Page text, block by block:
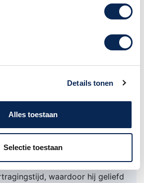
Details tonen
Alles toestaan
Selectie toestaan
een vertragingstijd van 600
Delay, Mix en Regen.
twee interne trimpotmeters
Dit alles via een volledig
bypass.
Analog Delay heeft een rijk,
gebruiksgemak en een ruime
waardoor hij geliefd